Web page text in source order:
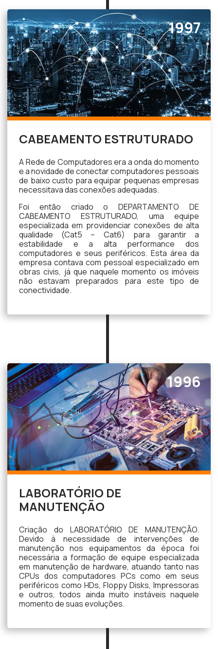
1997
CABEAMENTO ESTRUTURADO
A Rede de Computadores era a onda do momento
e a novidade de conectar computadores pessoais
de baixo custo para equipar pequenas empresas
necessitava das conexões adequadas.
Foi então criado o DEPARTAMENTO DE
CABEAMENTO ESTRUTURADO, uma equipe
especializada em providenciar conexões de alta
qualidade (Cat5 – Cat6) para garantir a
estabilidade e a alta performance dos
computadores e seus periféricos. Esta área da
empresa contava com pessoal especializado em
obras civis, já que naquele momento os imóveis
não estavam preparados para este tipo de
conectividade.
1996
LABORATÓRIO DE
MANUTENÇÃO
Criação do LABORATÓRIO DE MANUTENÇÃO.
Devido à necessidade de intervenções de
manutenção nos equipamentos da época foi
necessária a formação de equipe especializada
em manutenção de hardware, atuando tanto nas
CPUs dos computadores PCs como em seus
periféricos como HDs, Floppy Disks, Impressoras
e outros, todos ainda muito instáveis naquele
momento de suas evoluções.